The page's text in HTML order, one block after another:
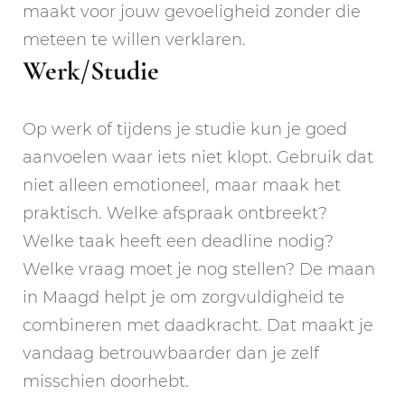
maakt voor jouw gevoeligheid zonder die
meteen te willen verklaren.
Werk/Studie
Op werk of tijdens je studie kun je goed
aanvoelen waar iets niet klopt. Gebruik dat
niet alleen emotioneel, maar maak het
praktisch. Welke afspraak ontbreekt?
Welke taak heeft een deadline nodig?
Welke vraag moet je nog stellen? De maan
in Maagd helpt je om zorgvuldigheid te
combineren met daadkracht. Dat maakt je
vandaag betrouwbaarder dan je zelf
misschien doorhebt.